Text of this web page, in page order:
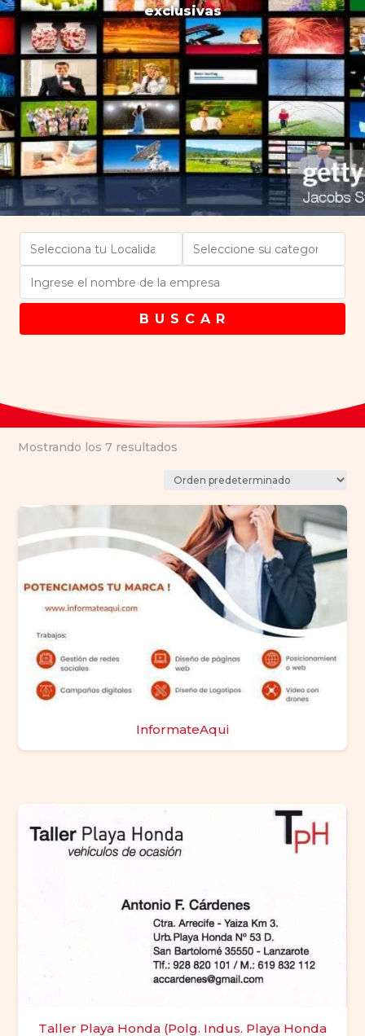
exclusivas
B U S C A R
Mostrando los 7 resultados
InformateAqui
Taller Playa Honda (Polg. Indus. Playa Honda